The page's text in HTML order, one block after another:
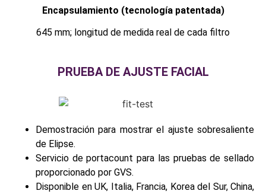
Encapsulamiento (tecnología patentada)
645 mm; longitud de medida real de cada filtro
PRUEBA DE AJUSTE FACIAL
Demostración para mostrar el ajuste sobresaliente
de Elipse.
Servicio de portacount para las pruebas de sellado
proporcionado por GVS.
Disponible en UK, Italia, Francia, Korea del Sur, China,